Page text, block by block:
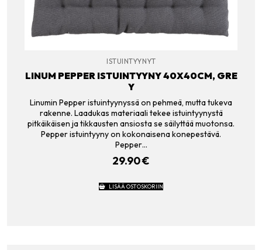
ISTUINTYYNYT
LINUM PEPPER ISTUINTYYNY 40X40CM, GRE
Y
Linumin Pepper istuintyynyssä on pehmeä, mutta tukeva
rakenne. Laadukas materiaali tekee istuintyynystä
pitkäikäisen ja tikkausten ansiosta se säilyttää muotonsa.
Pepper istuintyyny on kokonaisena konepestävä.
Pepper…
29.90€
LISÄÄ OSTOSKORIIN